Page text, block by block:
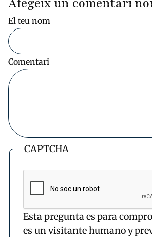
El teu nom
Comentari
CAPTCHA
Esta pregunta es para
es un visitante humano y